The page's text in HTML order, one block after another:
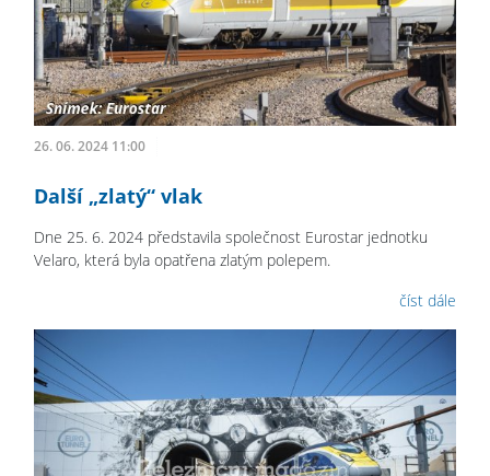
26. 06. 2024 11:00
Další „zlatý“ vlak
Dne 25. 6. 2024 představila společnost Eurostar jednotku
Velaro, která byla opatřena zlatým polepem.
číst dále